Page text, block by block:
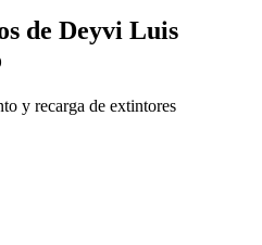
de Deyvi Luis
y recarga de extintores